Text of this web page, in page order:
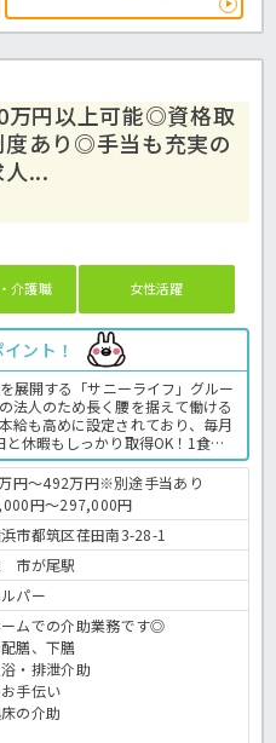
万円以上可能◎資格取
度あり◎手当も充実の
...
介護職 女性活躍
ント！
展開する「サニーライフ」グルー
法人のため長く腰を据えて働ける
給も高めに設定されており、毎月
休暇もしっかり取得OK！1食
ポイント♪ まずはお気軽にほっ
有料老人ホームでの介護業務全般
ホームの求人＞
円～492万円※別途手当あり
円～297,000円
市都筑区荏田南3-28-1
市が尾駅
パー
ムでの介助業務です◎
膳、下膳
・排泄介助
手伝い
の介助